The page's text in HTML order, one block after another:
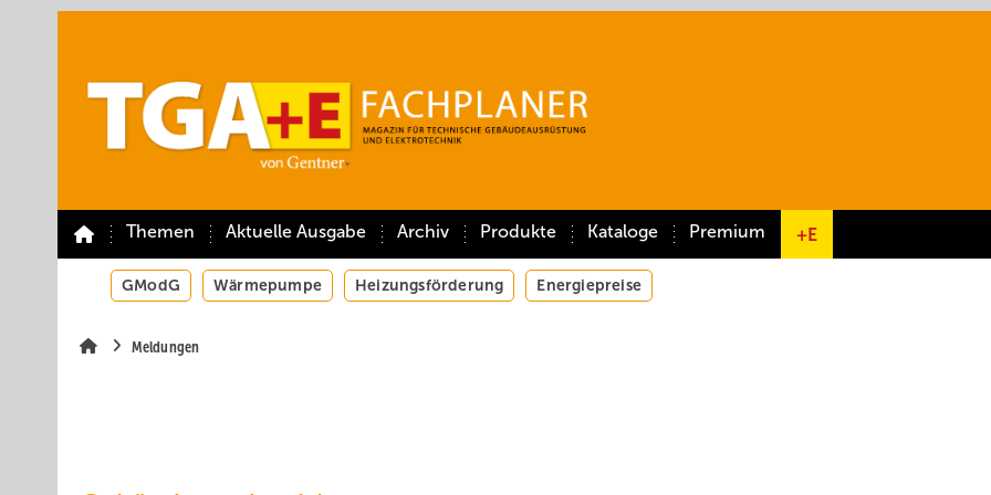
Themen Aktuelle Ausgabe Archiv Produkte Kataloge Premium +E
GModG Wärmepumpe Heizungsförderung Energiepreise
Meldungen